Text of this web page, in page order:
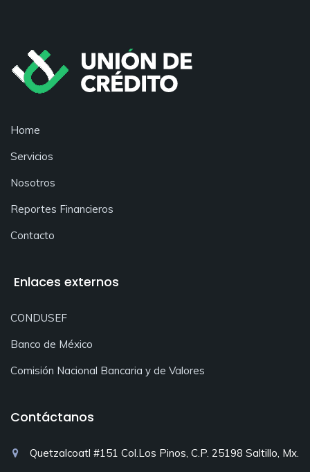
Home
Servicios
Nosotros
Reportes Financieros
Contacto
Enlaces externos
CONDUSEF
Banco de México
Comisión Nacional Bancaria y de Valores
Contáctanos
Quetzalcoatl #151 Col.Los Pinos, C.P. 25198 Saltillo, Mx.